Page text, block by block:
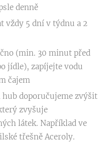
denně
vždy 5 dní v týdnu a 2
(min. 30 minut před
jídle), zapíjejte vodu
čajem
doporučujeme zvýšit
zvyšuje
látek. Například ve
třešně Aceroly.